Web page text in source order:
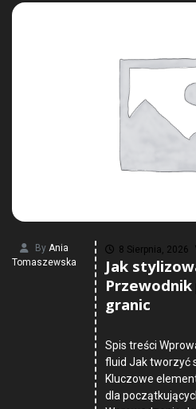
By Ania
Tomaszewska
8 Sierpnia, 2026
Jak
granic
Spis treści
fluid Jak tworzyć
Kluczowe
dla